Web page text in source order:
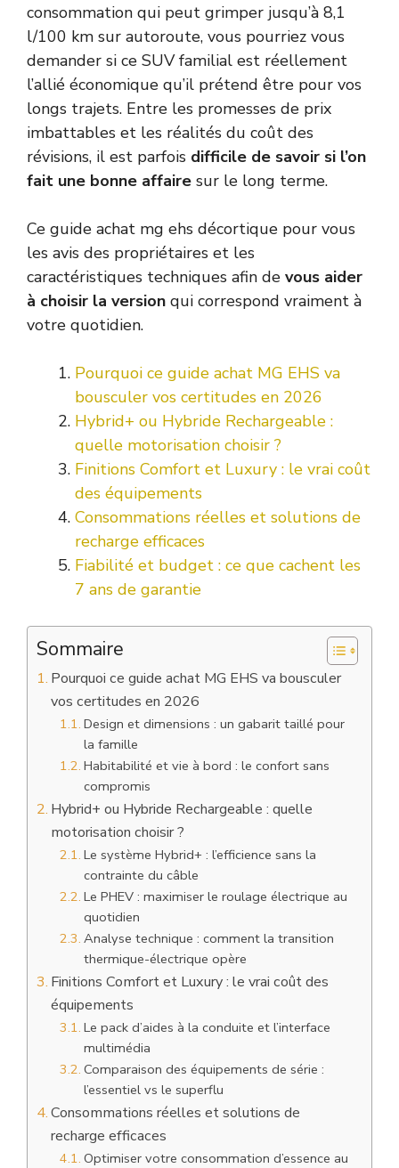
consommation qui peut grimper jusqu’à 8,1
l/100 km sur autoroute, vous pourriez vous
demander si ce SUV familial est réellement
l’allié économique qu’il prétend être pour vos
longs trajets. Entre les promesses de prix
imbattables et les réalités du coût des
révisions, il est parfois difficile de savoir si l’on
fait une bonne affaire sur le long terme.
Ce guide achat mg ehs décortique pour vous
les avis des propriétaires et les
caractéristiques techniques afin de vous aider
à choisir la version qui correspond vraiment à
votre quotidien.
Pourquoi ce guide achat MG EHS va
bousculer vos certitudes en 2026
Hybrid+ ou Hybride Rechargeable :
quelle motorisation choisir ?
Finitions Comfort et Luxury : le vrai coût
des équipements
Consommations réelles et solutions de
recharge efficaces
Fiabilité et budget : ce que cachent les
7 ans de garantie
Sommaire
Pourquoi ce guide achat MG EHS va bousculer
vos certitudes en 2026
Design et dimensions : un gabarit taillé pour
la famille
Habitabilité et vie à bord : le confort sans
compromis
Hybrid+ ou Hybride Rechargeable : quelle
motorisation choisir ?
Le système Hybrid+ : l’efficience sans la
contrainte du câble
Le PHEV : maximiser le roulage électrique au
quotidien
Analyse technique : comment la transition
thermique-électrique opère
Finitions Comfort et Luxury : le vrai coût des
équipements
Le pack d’aides à la conduite et l’interface
multimédia
Comparaison des équipements de série :
l’essentiel vs le superflu
Consommations réelles et solutions de
recharge efficaces
Optimiser votre consommation d’essence au